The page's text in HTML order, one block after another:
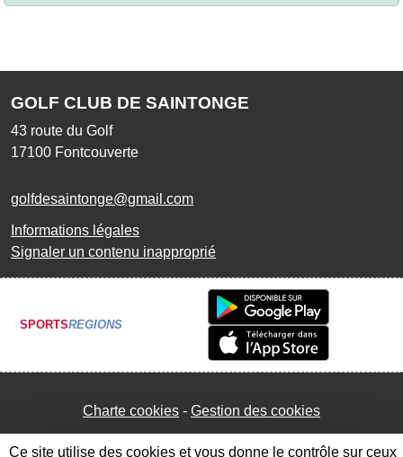
GOLF CLUB DE SAINTONGE
43 route du Golf
17100 Fontcouverte
golfdesaintonge@gmail.com
Informations légales
Signaler un contenu inapproprié
SPORTSREGIONS
Charte cookies Gestion des cookies
Ce site utilise des cookies et vous donne le contrôle sur ceux